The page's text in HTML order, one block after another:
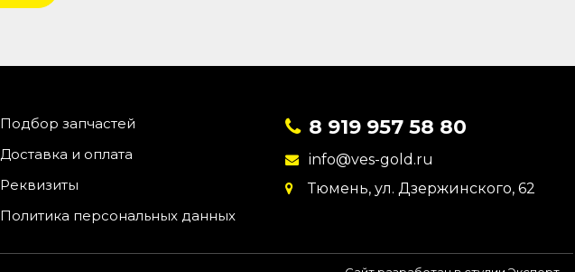
Подбор запчастей
Доставка и оплата
Реквизиты
Политика персональных данных
8 919 957 58 80
info@ves-gold.ru
Тюмень, ул. ​Дзержинского, 62